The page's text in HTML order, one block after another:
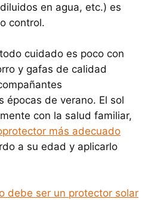
en agua, etc.) es
control.
cuidado es poco con
y gafas de calidad
épocas de verano. El sol
con la salud familiar,
más adecuado
a su edad y aplicarlo
debe ser un protector solar